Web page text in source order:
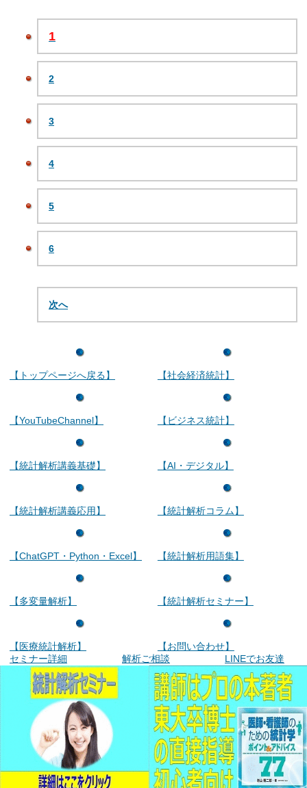
1
2
3
4
5
6
次へ
【トップページへ戻る】
【YouTubeChannel】
【統計解析講義基礎】
【統計解析講義応用】
【ChatGPT・Python・Excel】
【多変量解析】
【医療統計解析】
【社会経済統計】
【ビジネス統計】
【AI・デジタル】
【統計解析コラム】
【統計解析用語集】
【統計解析セミナー】
【お問い合わせ】
セミナー詳細
解析ご相談 LINEでお友達